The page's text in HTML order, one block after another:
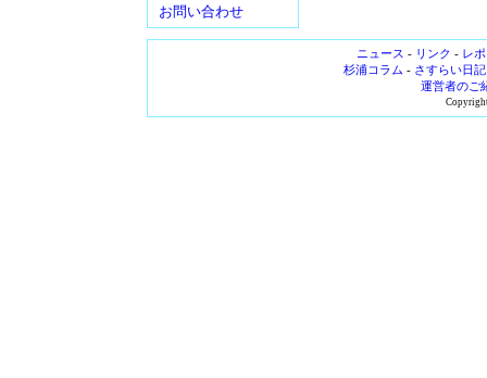
お問い合わせ
ニュース - リンク - レ
杉浦コラム - さすらい日記
運営者のご